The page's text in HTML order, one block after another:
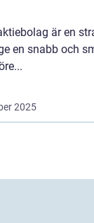
är en
en snabb och
2025